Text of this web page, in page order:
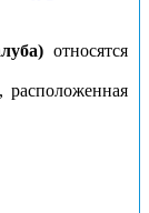
относятся
расположенная